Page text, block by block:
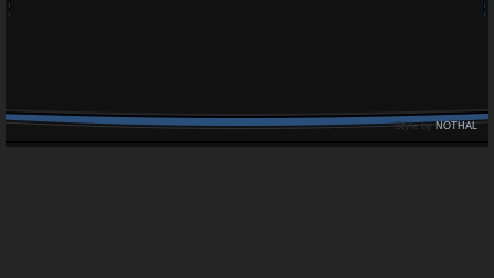
Style byNOTHAL